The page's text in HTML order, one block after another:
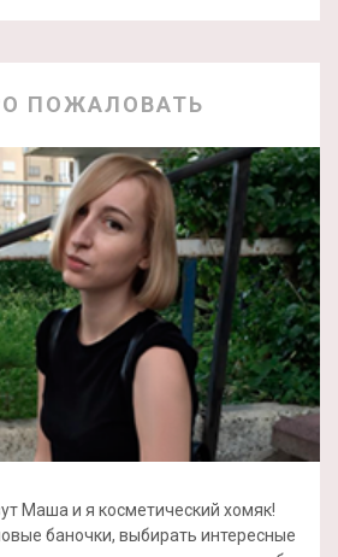
ПОЖАЛОВАТЬ
Маша и я косметический хомяк!
баночки, выбирать интересные